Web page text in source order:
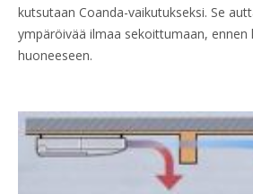
kutsutaan Coanda-vaikutukseksi. Se
ympäröivää ilmaa sekoittumaan, ennen
huoneeseen.